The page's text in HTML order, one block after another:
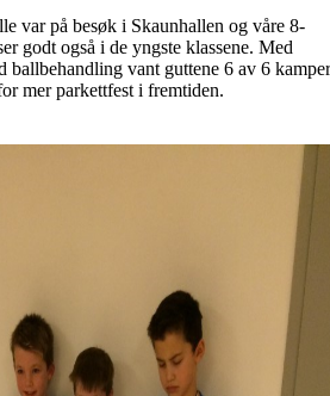
var på besøk i Skaunhallen og våre 8-
godt også i de yngste klassene. Med
ballbehandling vant guttene 6 av 6 kamper
mer parkettfest i fremtiden.